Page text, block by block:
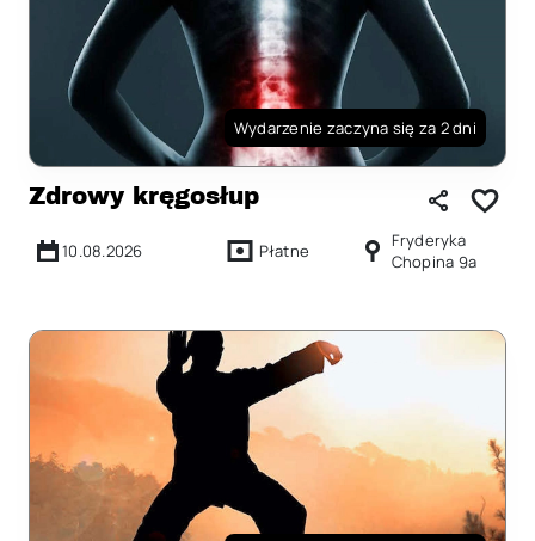
Wydarzenie zaczyna się za 2 dni
Zdrowy kręgosłup
10.08.2026 Płatne
Fryderyka
Chopina 9a